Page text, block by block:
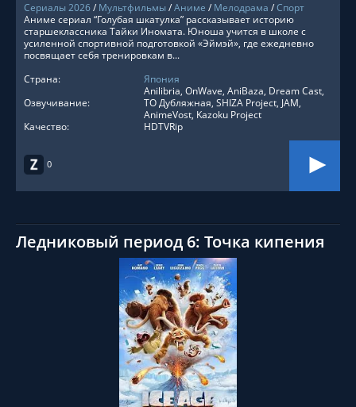
Сериалы 2026/ Мультфильмы/Аниме / Мелодрама /Спорт
0
Аниме сериал “Голубая шкатулка” рассказывает историю
старшеклассника Тайки Иномата. Юноша учится в школе с
усиленной спортивной подготовкой «Эймэй», где ежедневно
посвящает себя тренировкам в...
Страна:
Япония
Озвучивание:
Anilibria, OnWave, AniBaza, Dream Cast,
ТО Дубляжная, SHIZA Project, JAM,
AnimeVost, Kazoku Project
Качество:
HDTVRip
Ледниковый период 6: Точка кипения
СМОТРЕТЬ ОНЛАЙН